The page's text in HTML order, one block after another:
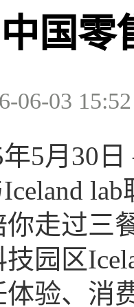
国零
06-03 15:52
年5月30
Iceland
你走过三
园区
验、消